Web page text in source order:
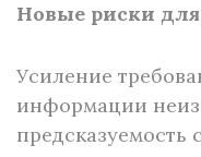
Новые риски
Усиление
информации
предсказуемость